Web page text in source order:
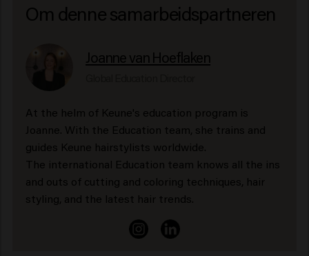
Om denne samarbeidspartneren
Joanne van Hoeflaken
At the helm of Keune's education program is
Joanne. With the Education team, she trains and
guides Keune hairstylists worldwide.
The international Education team knows all the ins
and outs of cutting and coloring techniques, hair
styling, and the latest hair trends.